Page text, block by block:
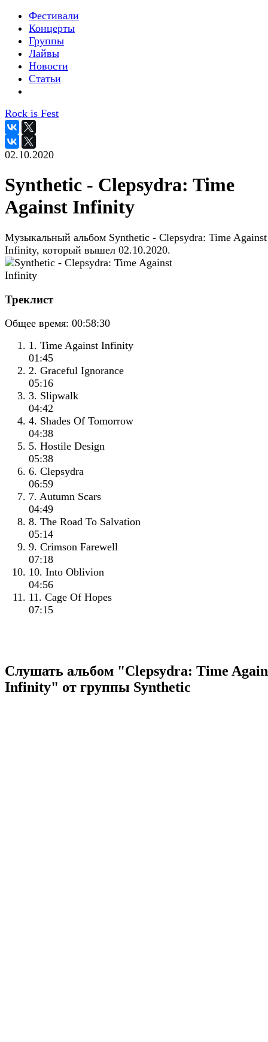
Фестивали
Концерты
Группы
Лайвы
Новости
Статьи
Rock is Fest
02.10.2020
Synthetic - Clepsydra: Time
Against Infinity
Музыкальный альбом Synthetic - Clepsydra: Time Against
Infinity, который вышел 02.10.2020.
Треклист
Общее время: 00:58:30
1. Time Against Infinity
01:45
2. Graceful Ignorance
05:16
3. Slipwalk
04:42
4. Shades Of Tomorrow
04:38
5. Hostile Design
05:38
6. Clepsydra
06:59
7. Autumn Scars
04:49
8. The Road To Salvation
05:14
9. Crimson Farewell
07:18
10. Into Oblivion
04:56
11. Cage Of Hopes
07:15
Слушать альбом "Clepsydra: Time
Infinity" от группы Synthetic